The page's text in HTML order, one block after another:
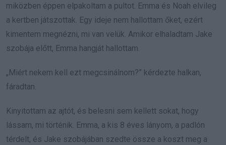
miközben éppen elpakoltam a pultot. Emma és Noah elvileg
a kertben játszottak. Egy ideje nem hallottam őket, ezért
kimentem megnézni, mi van velük. Amikor elhaladtam Jake
szobája előtt, Emma hangját hallottam.
„Miért nekem kell ezt megcsinálnom?” kérdezte halkan,
fáradtan.
Kinyitottam az ajtót, és belesni sem kellett sokat, hogy
lássam, mi történik. Emma, a kis 8 éves lányom, a padlón
térdelt, és Jake szobájában szedte össze a koszt meg a